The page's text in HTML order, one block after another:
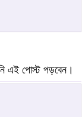
এই পোস্ট পড়বেন।